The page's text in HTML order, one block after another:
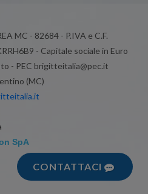
MC - 82684 - P.IVA e C.F.
- Capitale sociale in Euro
- PEC brigitteitalia@pec.it
(MC)
SpA
CONTATTACI